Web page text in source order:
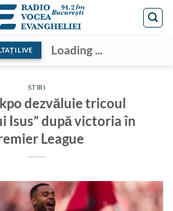
LIVE Loading ...
STIRI
dezvăluie tricoul
Isus” după victoria în
League